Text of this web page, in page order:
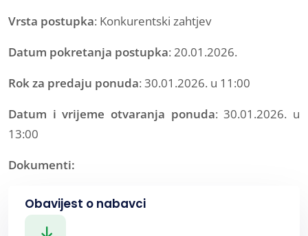
Vrsta postupka: Konkurentski zahtjev
Datum pokretanja postupka: 20.01.2026.
Rok za predaju ponuda: 30.01.2026. u 11:00
Datum i vrijeme otvaranja ponuda: 30.01.2026. u
13:00
Dokumenti:
Obavijest o nabavci